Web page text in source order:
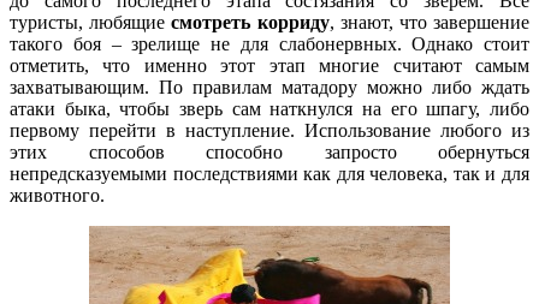
туристы, любящиесмотреть корриду, знают, что завершение
такого боя – зрелище не для слабонервных. Однако стоит
отметить, что именно этот этап многие считают самым
захватывающим. По правилам матадору можно либо ждать
атаки быка, чтобы зверь сам наткнулся на его шпагу, либо
первому перейти в наступление. Использование любого из
этих способов способно запросто обернуться
непредсказуемыми последствиями как для человека, так и для
животного.